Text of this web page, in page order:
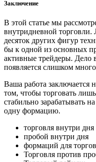
Заключение
В этой статье мы
внутридневной
десяток других фигур
бы к одной из основных
активные трейдеры. Дело
появляется слишком
Ваша работа заключается
том, чтобы торговать
стабильно зарабатывать
одну формацию.
торговля внутри дня
пробой внутри дня
формаций для
Торговля против